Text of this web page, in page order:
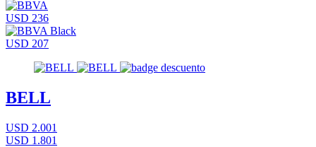
USD 236
USD 207
BELL
USD 2.001
USD 1.801